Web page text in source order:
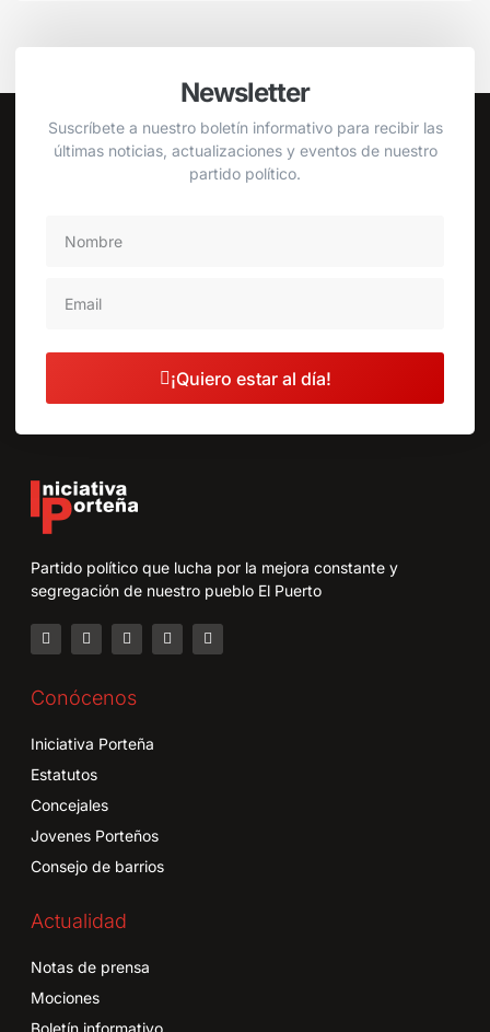
Newsletter
Suscríbete a nuestro boletín informativo para recibir las
últimas noticias, actualizaciones y eventos de nuestro
partido político.
¡Quiero estar al día!
Partido político que lucha por la mejora constante y
segregación de nuestro pueblo El Puerto
Conócenos
Iniciativa Porteña
Estatutos
Concejales
Jovenes Porteños
Consejo de barrios
Actualidad
Notas de prensa
Mociones